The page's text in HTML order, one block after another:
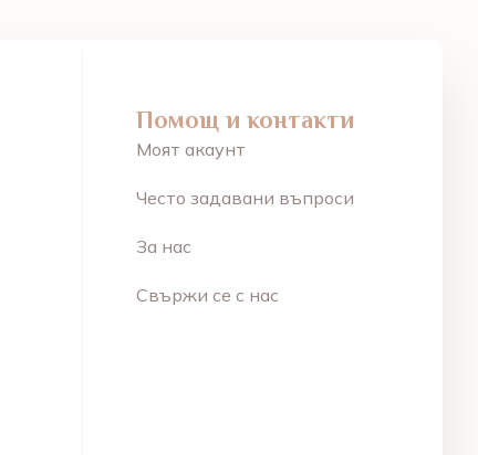
Помощ и контакти
Моят акаунт
Често задавани въпроси
За нас
Свържи се с нас